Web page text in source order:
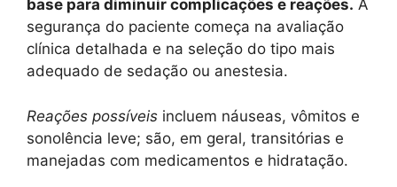
base para diminuir complicações e reações. A
segurança do paciente começa na avaliação
clínica detalhada e na seleção do tipo mais
adequado de sedação ou anestesia.
Reações possíveis incluem náuseas, vômitos e
sonolência leve; são, em geral, transitórias e
manejadas com medicamentos e hidratação.